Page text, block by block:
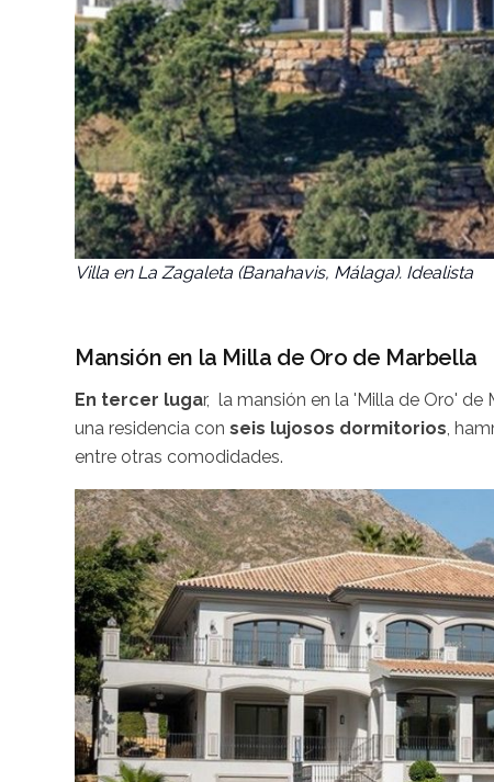
Villa en La Zagaleta (Banahavis, Málaga). Idealista
Mansión en la Milla de Oro de Marbella
En tercer lugar, la mansión en la 'Milla de Oro' de
una residencia con seis lujosos dormitorios,
entre otras comodidades.